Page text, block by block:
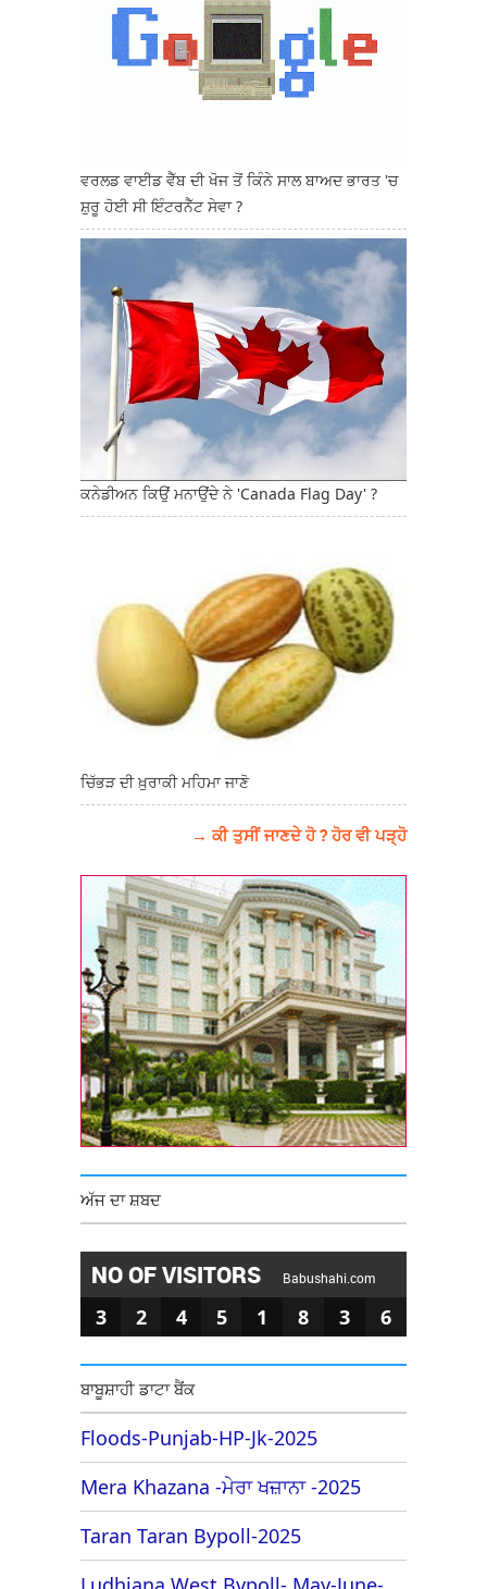
ਵਰਲਡ ਵਾਈਡ ਵੈੱਬ ਦੀ ਖੋਜ ਤੋਂ ਕਿੰਨੇ ਸਾਲ ਬਾਅਦ ਭਾਰਤ 'ਚ
ਸ਼ੁਰੂ ਹੋਈ ਸੀ ਇੰਟਰਨੈੱਟ ਸੇਵਾ ?
ਕਨੇਡੀਅਨ ਕਿਉਂ ਮਨਾਉਂਦੇ ਨੇ 'Canada Flag Day' ?
ਚਿੱਭੜ ਦੀ ਖ਼ੁਰਾਕੀ ਮਹਿਮਾ ਜਾਣੋ
→ ਕੀ ਤੁਸੀਂ ਜਾਣਦੇ ਹੋ ? ਹੋਰ ਵੀ ਪੜ੍ਹੋ
ਅੱਜ ਦਾ ਸ਼ਬਦ
NO OF VISITORS Babushahi.com
3 2 4 5 1 8 3 6
ਬਾਬੂਸ਼ਾਹੀ ਡਾਟਾ ਬੈਂਕ
Floods-Punjab-HP-Jk-2025
Mera Khazana -ਮੇਰਾ ਖਜ਼ਾਨਾ -2025
Taran Taran Bypoll-2025